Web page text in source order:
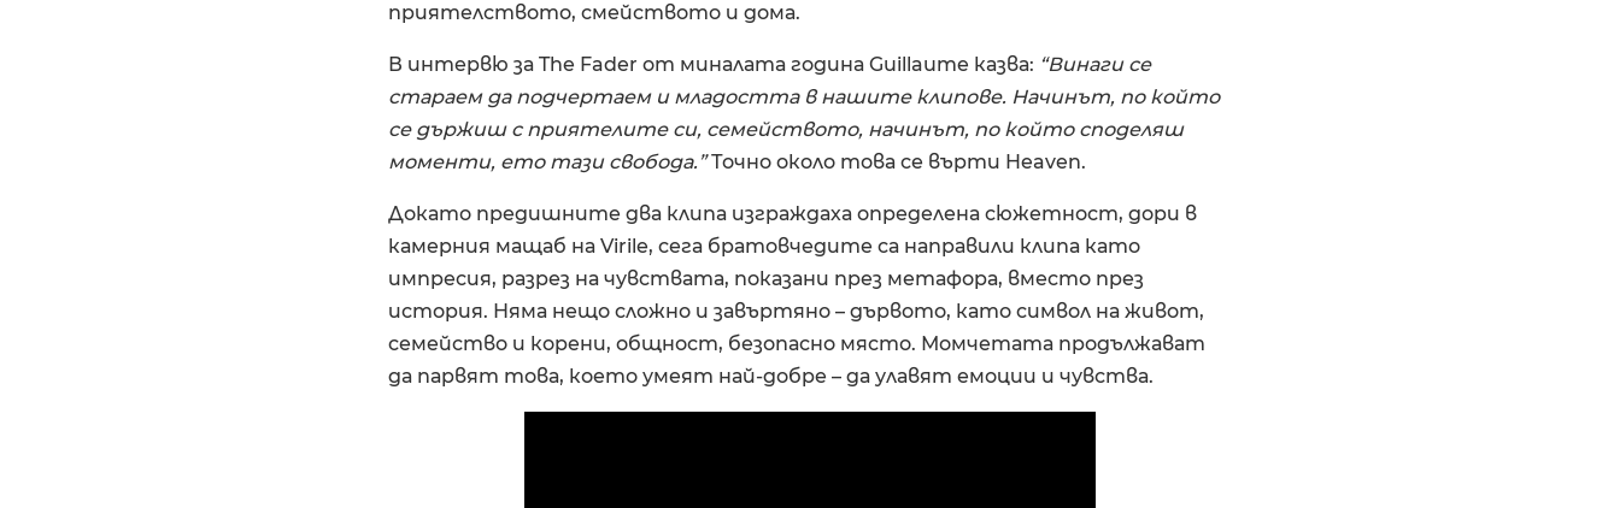
приятелството, смейството и дома.
В интервю за The Fader от миналата година Guillaume казва: “Винаги се
стараем да подчертаем и младостта в нашите клипове. Начинът, по който
се държиш с приятелите си, семейството, начинът, по който споделяш
моменти, ето тази свобода.”Точно около това се върти Heaven.
Докато предишните два клипа изграждаха определена сюжетност, дори в
камерния мащаб на Virile, сега братовчедите са направили клипа като
импресия, разрез на чувствата, показани през метафора, вместо през
история. Няма нещо сложно и завъртяно – дървото, като символ на живот,
семейство и корени, общност, безопасно място. Момчетата продължават
да парвят това, което умеят най-добре – да улавят емоции и чувства.